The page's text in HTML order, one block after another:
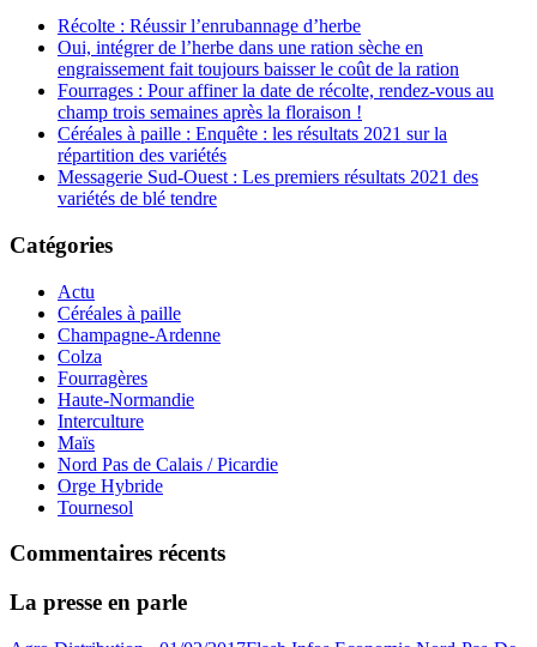
Récolte : Réussir l’enrubannage d’herbe
Oui, intégrer de l’herbe dans une ration sèche en
engraissement fait toujours baisser le coût de la ration
Fourrages : Pour affiner la date de récolte, rendez-vous au
champ trois semaines après la floraison !
Céréales à paille : Enquête : les résultats 2021 sur la
répartition des variétés
Messagerie Sud-Ouest : Les premiers résultats 2021 des
variétés de blé tendre
Catégories
Actu
Céréales à paille
Champagne-Ardenne
Colza
Fourragères
Haute-Normandie
Interculture
Maïs
Nord Pas de Calais / Picardie
Orge Hybride
Tournesol
Commentaires récents
La presse en parle